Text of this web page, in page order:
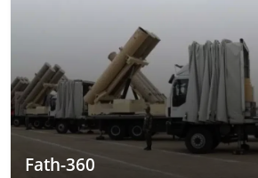
Fath-360